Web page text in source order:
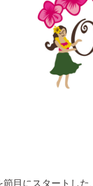
節目にスタートし